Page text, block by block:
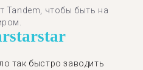
Tandem, чтобы быть на
starstar
так быстро заводить